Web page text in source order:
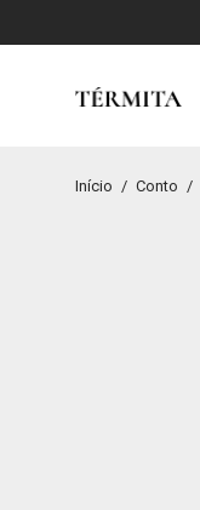
Início / Conto /